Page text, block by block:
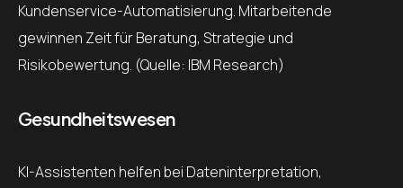
Kundenservice-Automatisierung. Mitarbeitende
gewinnen Zeit für Beratung, Strategie und
Risikobewertung. (Quelle: IBM Research)
Gesundheitswesen
KI-Assistenten helfen bei Dateninterpretation,